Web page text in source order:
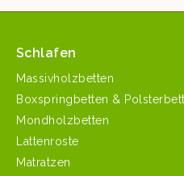
Schlafen
Massivholzbetten
Boxspringbetten &
Mondholzbetten
Lattenroste
Matratzen